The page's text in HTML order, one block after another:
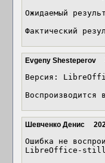
Ожидаемый
Фактический
Evgeny Shesteperov
Версия:
Воспроизводится
Шевченко Денис
Ошибка не
LibreOffice-